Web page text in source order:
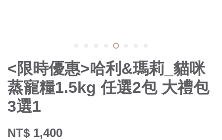
<限時優惠>哈利&瑪莉_貓咪
蒸寵糧1.5kg 任選2包 大禮包
3選1
NT$ 1,400